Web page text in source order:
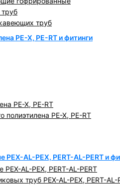
труб
PE-X, PE-RT и фитинги
PE-X, PE-RT
полиэтилена PE-X, PE-RT
AL-PEX, PERT-AL-PERT и
AL-PEX, PERT-AL-PERT
труб PEX-AL-PEX, PERT-AL-